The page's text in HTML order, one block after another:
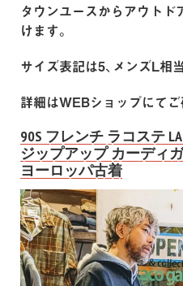
タウンユースからアウトド
けます。
サイズ表記は5、メンズL相当
詳細はWEBショップにて
90S フレンチ ラコステ
ジップアップ カーディ
ヨーロッパ古着